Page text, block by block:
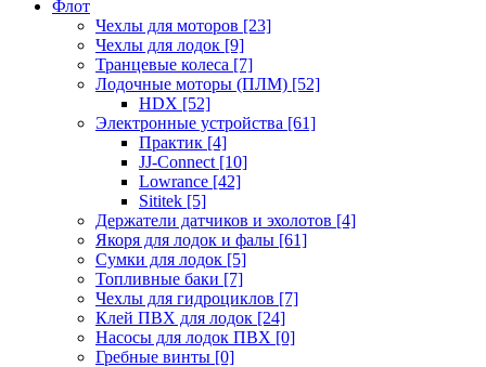
Флот
Чехлы для моторов [23]
Чехлы для лодок [9]
Транцевые колеса [7]
Лодочные моторы (ПЛМ) [52]
HDX [52]
Электронные устройства [61]
Практик [4]
JJ-Connect [10]
Lowrance [42]
Sititek [5]
Держатели датчиков и эхолотов [4]
Якоря для лодок и фалы [61]
Сумки для лодок [5]
Топливные баки [7]
Чехлы для гидроциклов [7]
Клей ПВХ для лодок [24]
Насосы для лодок ПВХ [0]
Гребные винты [0]